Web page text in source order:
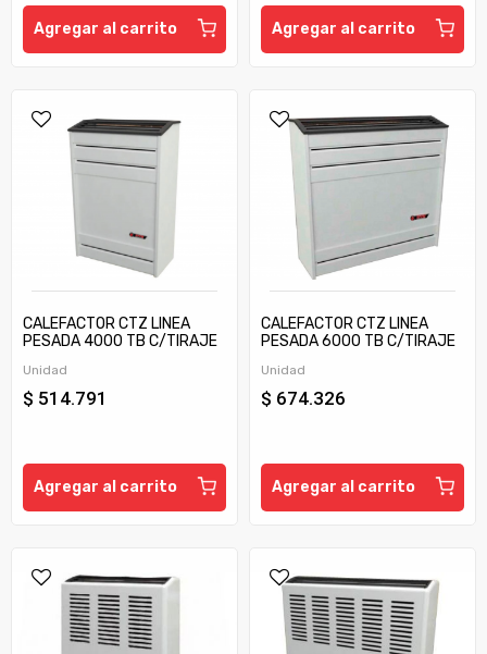
Agregar al carrito Agregar al carrito
CALEFACTOR CTZ LINEA
PESADA 4000 TB C/TIRAJE
Unidad
$ 514.791
Agregar al carrito
CALEFACTOR CTZ LINEA
PESADA 6000 TB C/TIRAJE
Unidad
$ 674.326
Agregar al carrito